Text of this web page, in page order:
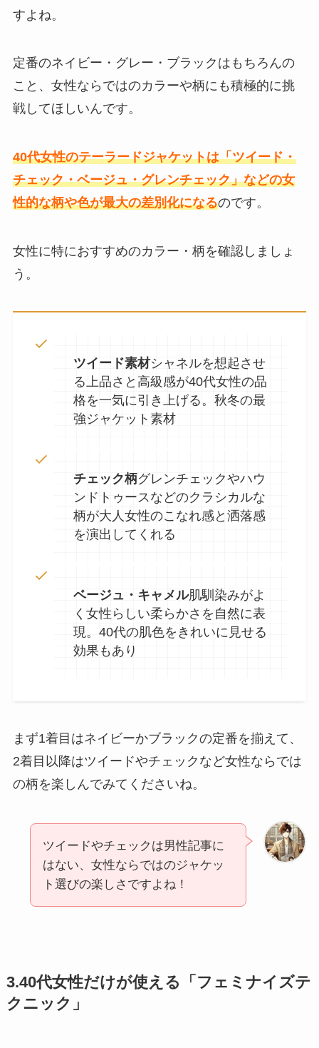
すよね。
定番のネイビー・グレー・ブラックはもちろんの
こと、女性ならではのカラーや柄にも積極的に挑
戦してほしいんです。
40代女性のテーラードジャケットは「ツイード・
チェック・ベージュ・グレンチェック」などの女
性的な柄や色が最大の差別化になるのです。
女性に特におすすめのカラー・柄を確認しましょ
う。
ツイード素材シャネルを想起させ
る上品さと高級感が40代女性の品
格を一気に引き上げる。秋冬の最
強ジャケット素材
チェック柄グレンチェックやハウ
ンドトゥースなどのクラシカルな
柄が大人女性のこなれ感と洒落感
を演出してくれる
ベージュ・キャメル肌馴染みがよ
く女性らしい柔らかさを自然に表
現。40代の肌色をきれいに見せる
効果もあり
まず1着目はネイビーかブラックの定番を揃えて、
2着目以降はツイードやチェックなど女性ならでは
の柄を楽しんでみてくださいね。
ツイードやチェックは男性記事に
はない、女性ならではのジャケッ
ト選びの楽しさですよね！
3.40代女性だけが使える「フェミナイズテ
クニック」